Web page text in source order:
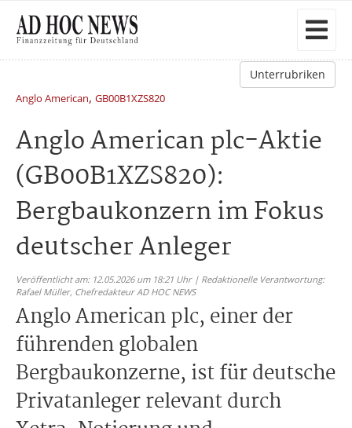
Unterrubriken
Anglo American, GB00B1XZS820
Anglo American plc-Aktie
(GB00B1XZS820):
Bergbaukonzern im Fokus
deutscher Anleger
Veröffentlicht am: 12.05.2026 um 18:21 Uhr | Redaktionelle Verantwortung:
Rafael Müller, Chefredakteur AD HOC NEWS
Anglo American plc, einer der
führenden globalen
Bergbaukonzerne, ist für deutsche
Privatanleger relevant durch